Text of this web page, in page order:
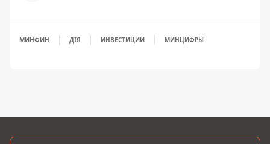
МИНФИН ДІЯ ИНВЕСТИЦИИ МИНЦИФРЫ